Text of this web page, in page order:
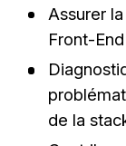
Assurer
Front-
de la